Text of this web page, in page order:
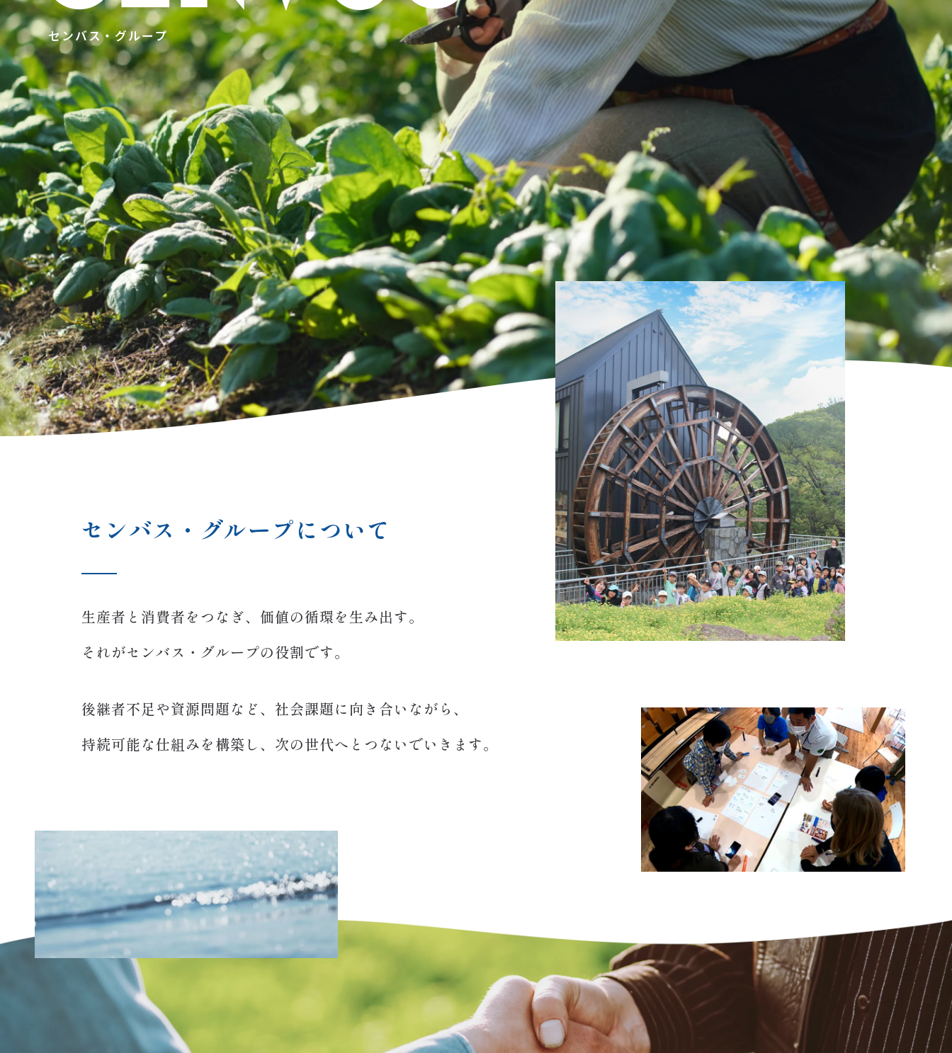
センバス・グループ
センバス・グループについて
生産者と消費者をつなぎ、価値の循環を生み出す。
それがセンバス・グループの役割です。
後継者不足や資源問題など、社会課題に向き合いながら、
持続可能な仕組みを構築し、次の世代へとつないでいきます。